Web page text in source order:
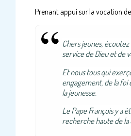
Prenant appui sur la vocation
Chers jeunes,
service de Dieu et de
Et nous tous qui
engagement, de la foi
la jeunesse.
Le Pape François y a
recherche haute de la